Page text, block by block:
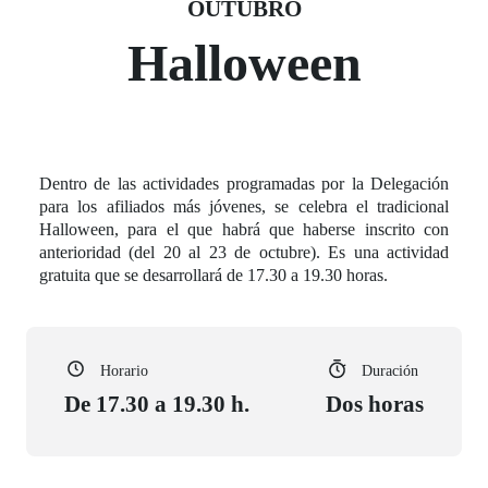
OUTUBRO
Halloween
Dentro de las actividades programadas por la Delegación
para los afiliados más jóvenes, se celebra el tradicional
Halloween, para el que habrá que haberse inscrito con
anterioridad (del 20 al 23 de octubre). Es una actividad
gratuita que se desarrollará de 17.30 a 19.30 horas.
Horario
De 17.30 a 19.30 h.
Duración
Dos horas